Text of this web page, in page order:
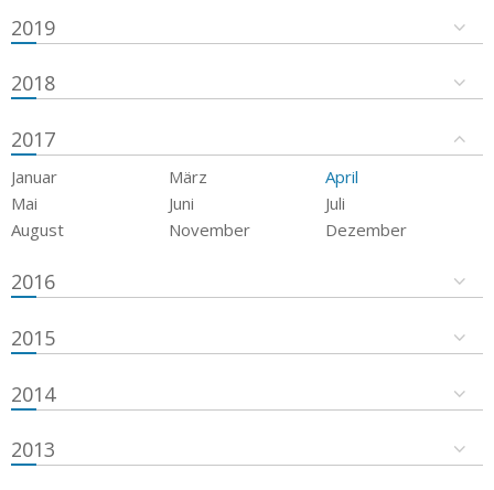
2019
2018
2017
Januar März
April
Mai
Juni
Juli
August
November Dezember
2016
2015
2014
2013